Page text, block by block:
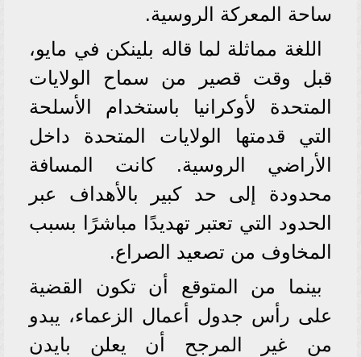
ساحة المعركة الروسية.
اللغة مماثلة لما قاله بلينكن في مايو،
قبل وقت قصير من سماح الولايات
المتحدة لأوكرانيا باستخدام الأسلحة
التي قدمتها الولايات المتحدة داخل
الأراضي الروسية. كانت المسافة
محدودة إلى حد كبير بالأهداف عبر
الحدود التي تعتبر تهديدًا مباشرًا بسبب
المخاوف من تصعيد الصراع.
بينما من المتوقع أن تكون القضية
على رأس جدول أعمال الزعماء، يبدو
من غير المرجح أن يعلن بايدن